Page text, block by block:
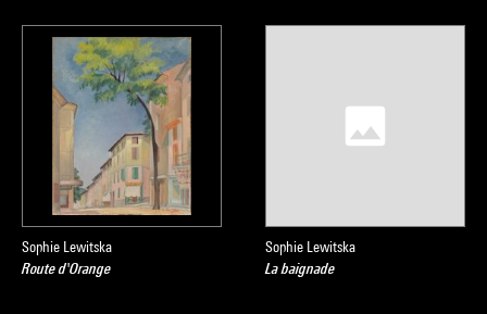
Sophie Lewitska
Route d'Orange
Sophie Lewitska
La baignade